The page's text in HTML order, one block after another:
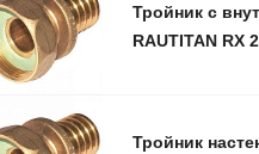
Тройник с
RAUTITAN RX
Тройник